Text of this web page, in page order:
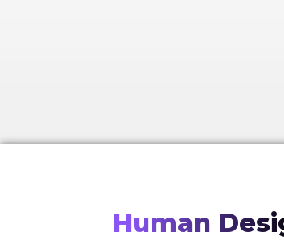
Human